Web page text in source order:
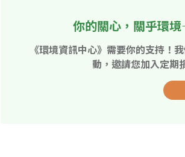
你的關心，關乎環
《環境資訊中心》需要你的支持！
動，邀請您加入定期